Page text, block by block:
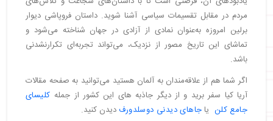
مردم در مقابل تقسیمات سیاسی آشنا شوید. داستان فروپاشی دیوار
برلین امروزه به‌عنوان نمادی از آزادی در جهان شناخته می‌شود و
تماشای این تاریخ مصور از نزدیک، می‌تواند تجربه‌ای تکرارنشدنی
باشد.
اگر شما هم از علاقه‌مندان به آلمان هستید می‌توانید به صفحه مقالات
آریا کیا سفر برید و از دیگر جاذبه های این کشور از جملهکلیسای
جامع کلن یاجاهای دیدنی دوسلدورفدیدن کنید.